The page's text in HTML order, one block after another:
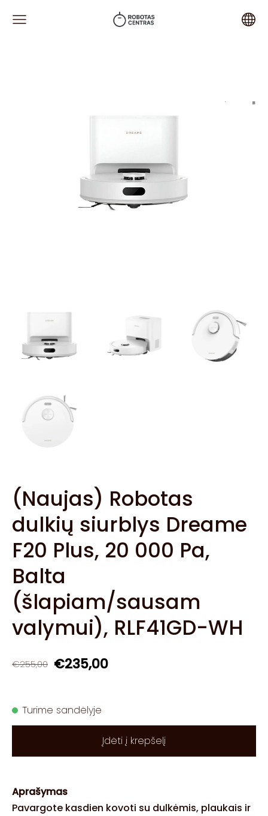
(Naujas) Robotas
dulkių siurblys Dreame
F20 Plus, 20 000 Pa,
Balta
(šlapiam/sausam
valymui), RLF41GD-WH
€255,00 €235,00
Turime sandėlyje
Įdėti į krepšelį
Aprašymas
Pavargote kasdien kovoti su dulkėmis, plaukais ir